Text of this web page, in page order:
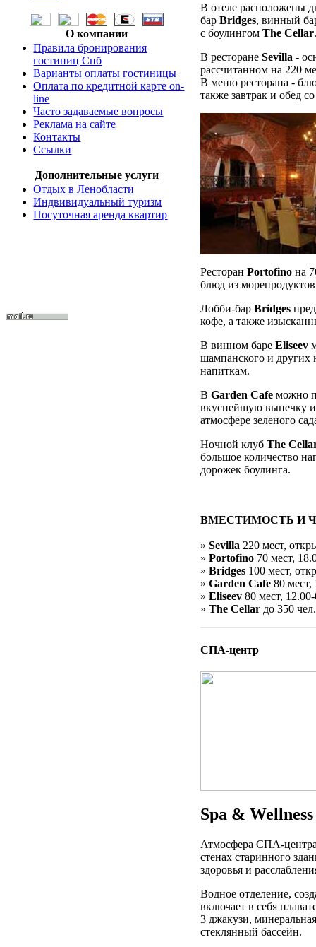
О компании
Правила бронирования
гостиниц Спб
Варианты оплаты гостиницы
Оплата по кредитной карте on-
line
Часто задаваемые вопросы
Реклама на сайте
Контакты
Ссылки
Дополнительные услуги
Отдых в Ленобласти
Индвивидуальный туризм
Посуточная аренда квартир
В отеле расположены
бар Bridges, винный
с боулингом The Cellar.
В ресторане Sevilla -
рассчитанном на 220
В меню ресторана -
также завтрак и обед
Ресторан Portofino на
блюд из
Лобби-бар Bridges
кофе, а также
В винном баре Eliseev
шампанского и других
напиткам.
В Garden Cafe можно
вкуснейшую выпечку
атмосфере зеленого
Ночной клуб The
большое количество
дорожек боулинга.
ВМЕСТИМОСТЬ И
» Sevilla 220 мест,
» Portofino 70 мест,
» Bridges 100 мест,
» Garden Cafe 80 мест,
» Eliseev 80 мест,
» The Cellar до 350
СПА-центр
Spa &
Атмосфера СПА-
стенах старинного
здоровья и
Водное отделение,
включает в себя
3 джакузи,
стеклянный бассейн.